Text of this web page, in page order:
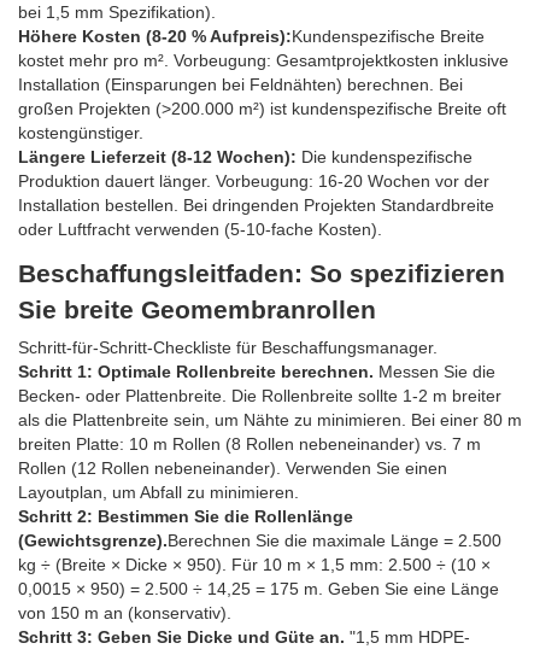
bei 1,5 mm Spezifikation).
Höhere Kosten (8-20 % Aufpreis):Kundenspezifische Breite
kostet mehr pro m². Vorbeugung: Gesamtprojektkosten inklusive
Installation (Einsparungen bei Feldnähten) berechnen. Bei
großen Projekten (>200.000 m²) ist kundenspezifische Breite oft
kostengünstiger.
Längere Lieferzeit (8-12 Wochen): Die kundenspezifische
Produktion dauert länger. Vorbeugung: 16-20 Wochen vor der
Installation bestellen. Bei dringenden Projekten Standardbreite
oder Luftfracht verwenden (5-10-fache Kosten).
Beschaffungsleitfaden: So spezifizieren
Sie breite Geomembranrollen
Schritt-für-Schritt-Checkliste für Beschaffungsmanager.
Schritt 1: Optimale Rollenbreite berechnen. Messen Sie die
Becken- oder Plattenbreite. Die Rollenbreite sollte 1-2 m breiter
als die Plattenbreite sein, um Nähte zu minimieren. Bei einer 80 m
breiten Platte: 10 m Rollen (8 Rollen nebeneinander) vs. 7 m
Rollen (12 Rollen nebeneinander). Verwenden Sie einen
Layoutplan, um Abfall zu minimieren.
Schritt 2: Bestimmen Sie die Rollenlänge
(Gewichtsgrenze).Berechnen Sie die maximale Länge = 2.500
kg ÷ (Breite × Dicke × 950). Für 10 m × 1,5 mm: 2.500 ÷ (10 ×
0,0015 × 950) = 2.500 ÷ 14,25 = 175 m. Geben Sie eine Länge
von 150 m an (konservativ).
Schritt 3: Geben Sie Dicke und Güte an. "1,5 mm HDPE-